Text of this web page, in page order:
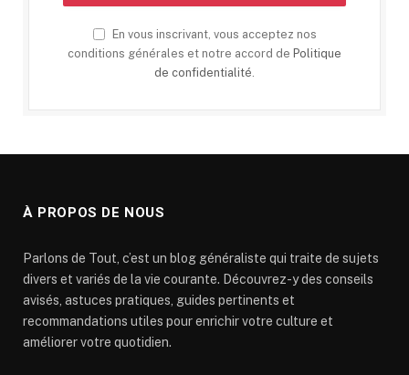
En vous inscrivant, vous acceptez nos
conditions générales et notre accord de Politique
de confidentialité
À PROPOS DE NOUS
Parlons de Tout, c’est un blog généraliste qui traite de sujets
divers et variés de la vie courante. Découvrez-y des conseils
avisés, astuces pratiques, guides pertinents et
recommandations utiles pour enrichir votre culture et
améliorer votre quotidien.